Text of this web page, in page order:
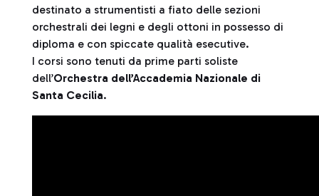
destinato a strumentisti a fiato delle sezioni
orchestrali dei legni e degli ottoni in possesso di
diploma e con spiccate qualità esecutive.
I corsi sono tenuti da prime parti soliste
dell’Orchestra dell’Accademia Nazionale di
Santa Cecilia.